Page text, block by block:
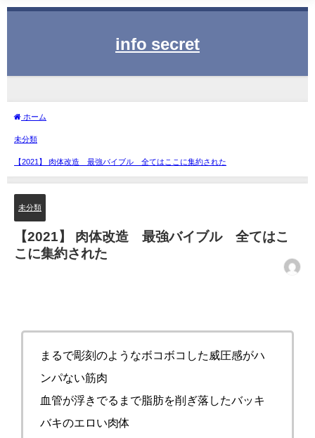
info secret
ホーム
未分類
【2021】 肉体改造 最強バイブル 全てはここに集約された
未分類
【2021】 肉体改造 最強バイブル 全てはこ
こに集約された
まるで彫刻のようなボコボコした威圧感がハ
ンパない筋肉
血管が浮きでるまで脂肪を削ぎ落したバッキ
バキのエロい肉体